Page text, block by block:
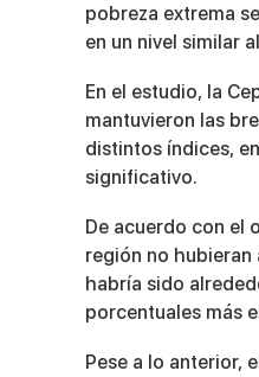
pobreza extrema
en un nivel similar
En el estudio, la
mantuvieron las
distintos índices,
significativo.
De acuerdo con el
región no
habría sido
porcentuales más
Pese a lo anterior,